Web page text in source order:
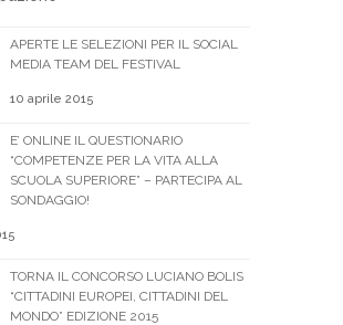
APERTE LE SELEZIONI PER IL SOCIAL
MEDIA TEAM DEL FESTIVAL
10 aprile 2015
E’ ONLINE IL QUESTIONARIO
“COMPETENZE PER LA VITA ALLA
SCUOLA SUPERIORE” – PARTECIPA AL
SONDAGGIO!
TORNA IL CONCORSO LUCIANO BOLIS
“CITTADINI EUROPEI, CITTADINI DEL
MONDO” EDIZIONE 2015